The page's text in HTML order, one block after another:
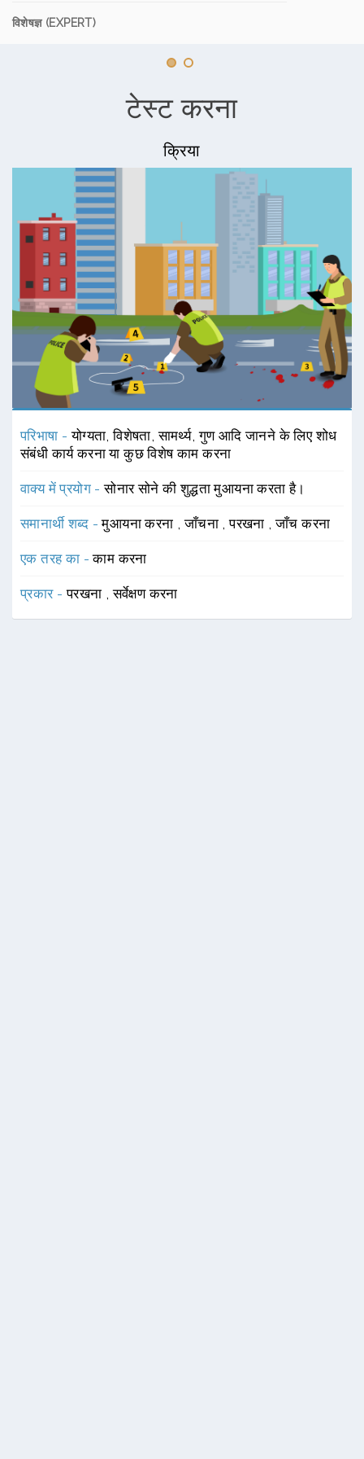
विशेषज्ञ (EXPERT)
टेस्ट करना
क्रिया
परिभाषा -योग्यता, विशेषता, सामर्थ्य, गुण आदि जानने के लिए शोध
संबंधी कार्य करना या कुछ विशेष काम करना
वाक्य में प्रयोग -सोनार सोने की शुद्धता मुआयना करता है।
समानार्थी शब्द -मुआयना करना ,जाँचना ,परखना ,जाँच करना
एक तरह का -काम करना
प्रकार -परखना ,सर्वेक्षण करना